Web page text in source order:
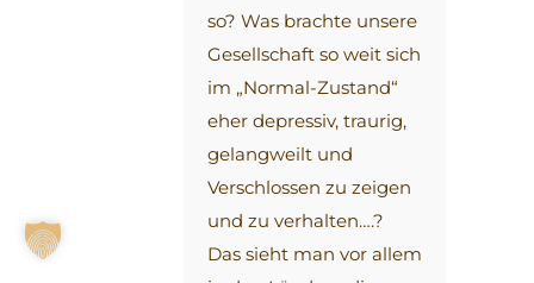
so? Was brachte unsere
Gesellschaft so weit sich
im „Normal-Zustand“
eher depressiv, traurig,
gelangweilt und
Verschlossen zu zeigen
und zu verhalten….?
Das sieht man vor allem